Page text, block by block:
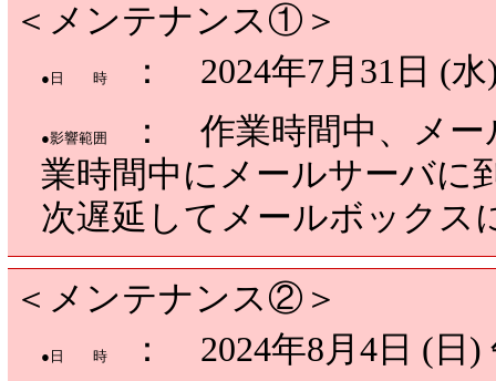
＜メンテナンス①＞
●日 時 ： 2024年7月31日 (
●影響範囲
： 作業時間中、メ
業時間中にメールサーバに
次遅延してメールボックス
＜メンテナンス②＞
●日 時 ： 2024年8月4日 (日